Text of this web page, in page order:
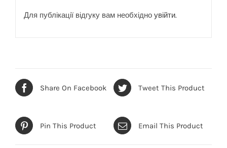
Для публікації відгуку вам необхідно увійти.
Share On Facebook Tweet This Product
Pin This Product Email This Product